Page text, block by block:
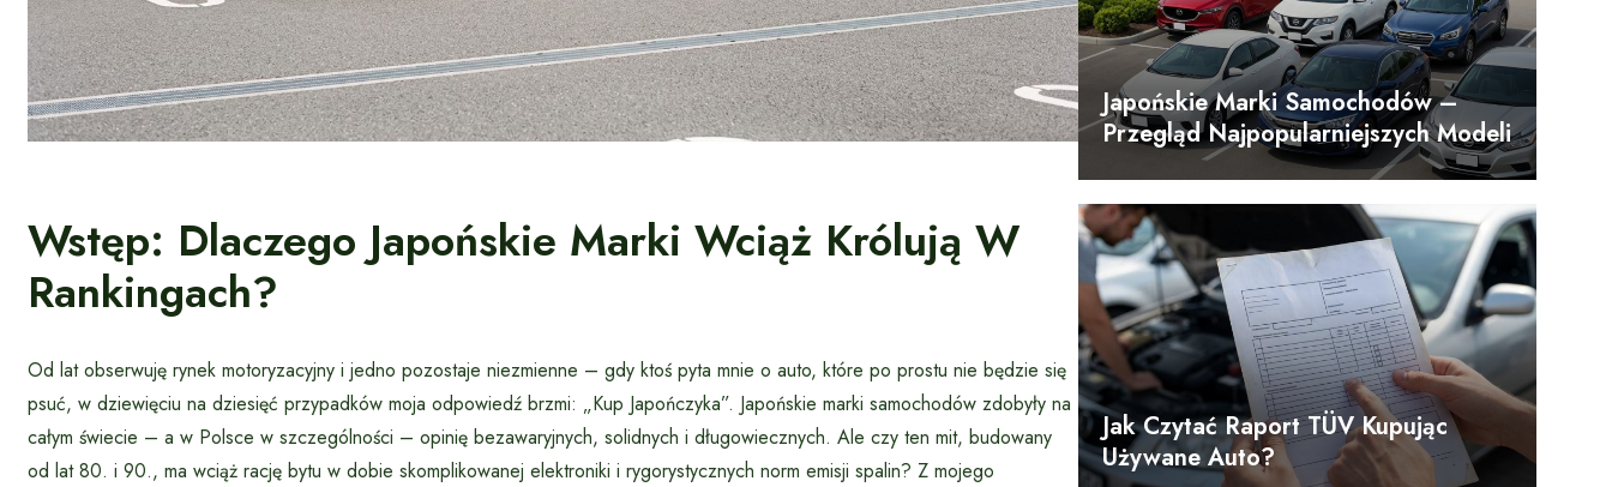
Wstęp: Dlaczego Japońskie Marki Wciąż Królują W
Rankingach?
Od lat obserwuję rynek motoryzacyjny i jedno pozostaje niezmienne – gdy ktoś pyta mnie o auto, które po prostu nie będzie się
psuć, w dziewięciu na dziesięć przypadków moja odpowiedź brzmi: „Kup Japończyka”. Japońskie marki samochodów zdobyły na
całym świecie – a w Polsce w szczególności – opinię bezawaryjnych, solidnych i długowiecznych. Ale czy ten mit, budowany
od lat 80. i 90., ma wciąż rację bytu w dobie skomplikowanej elektroniki i rygorystycznych norm emisji spalin? Z mojego
Japońskie Marki Samochodów –
Przegląd Najpopularniejszych Modeli
Jak Czytać Raport TÜV Kupując
Używane Auto?